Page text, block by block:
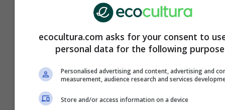
Conoce cuáles son los signos zodiacales
que viven sonriendo
ecocultura.com asks for your consent to
personal data for the following
Personalised advertising and content, advertising and
measurement, audience research and services
Store and/or access information on a device